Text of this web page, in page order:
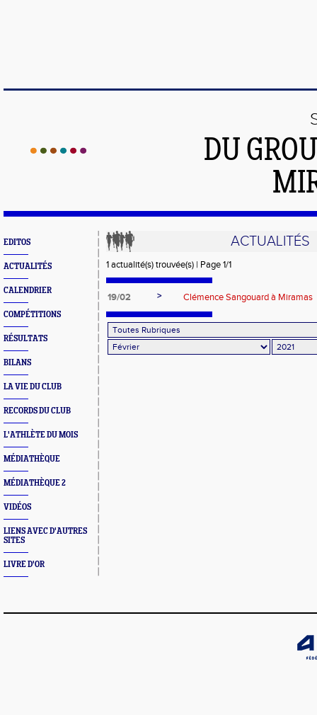
DU
EDITOS
ACTUALITÉS
CALENDRIER
COMPÉTITIONS
RÉSULTATS
BILANS
LA VIE DU CLUB
RECORDS DU CLUB
L'ATHLÈTE DU MOIS
MÉDIATHÈQUE
MÉDIATHÈQUE 2
VIDÉOS
LIENS AVEC D'AUTRES
SITES
LIVRE D'OR
ACTUALITÉS
1 actualité(s) trouvée(s) | Page 1/1
19/02 > Clémence Sangouard à Miramas